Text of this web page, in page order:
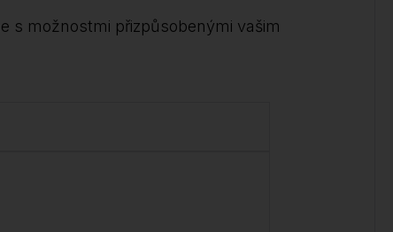
s možnostmi přizpůsobenými vašim